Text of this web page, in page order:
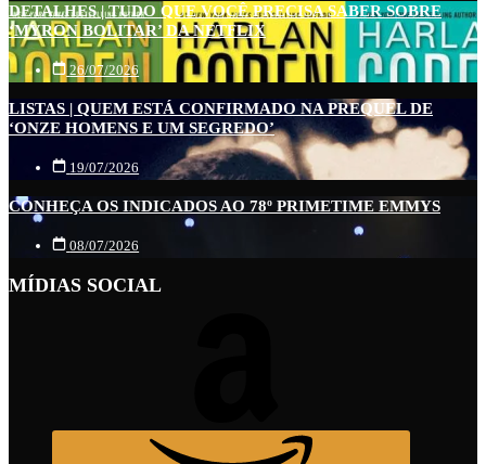
DETALHES | TUDO QUE VOCÊ PRECISA SABER SOBRE
‘MYRON BOLITAR’ DA NETFLIX
26/07/2026
LISTAS | QUEM ESTÁ CONFIRMADO NA PREQUEL DE
‘ONZE HOMENS E UM SEGREDO’
19/07/2026
CONHEÇA OS INDICADOS AO 78º PRIMETIME EMMYS
08/07/2026
MÍDIAS SOCIAL